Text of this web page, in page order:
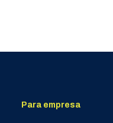
Para empresa